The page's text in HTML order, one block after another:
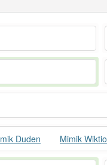
Duden Mimik